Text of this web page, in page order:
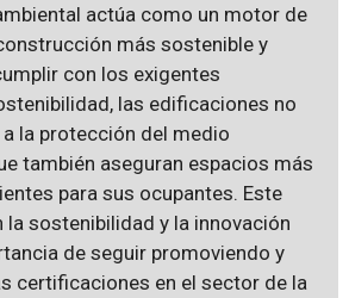
actúa como un motor de
más sostenible y
con los exigentes
las edificaciones no
la protección del medio
también aseguran espacios más
para sus ocupantes. Este
sostenibilidad y la innovación
de seguir promoviendo y
certificaciones en el sector de la